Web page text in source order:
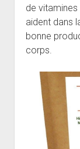
de
aident dans
bonne
corps.